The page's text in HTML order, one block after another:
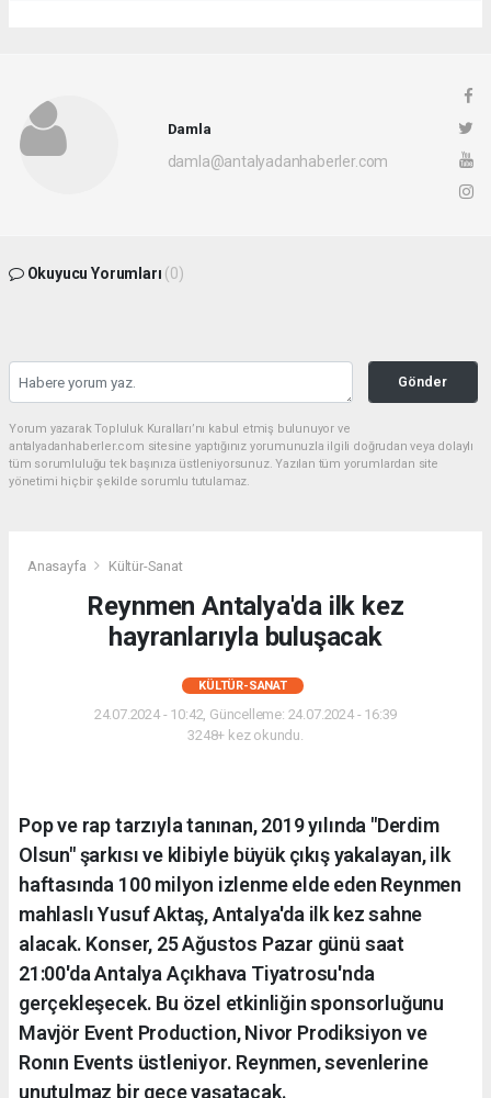
Damla
damla@antalyadanhaberler.com
Okuyucu Yorumları (0)
Gönder
Yorum yazarak Topluluk Kuralları’nı kabul etmiş bulunuyor ve
antalyadanhaberler.com sitesine yaptığınız yorumunuzla ilgili doğrudan veya dolaylı
tüm sorumluluğu tek başınıza üstleniyorsunuz. Yazılan tüm yorumlardan site
yönetimi hiçbir şekilde sorumlu tutulamaz.
Anasayfa Kültür-Sanat
Reynmen Antalya'da ilk kez
hayranlarıyla buluşacak
KÜLTÜR-SANAT
24.07.2024 - 10:42, Güncelleme: 24.07.2024 - 16:39
3248+ kez okundu.
Pop ve rap tarzıyla tanınan, 2019 yılında "Derdim
Olsun" şarkısı ve klibiyle büyük çıkış yakalayan, ilk
haftasında 100 milyon izlenme elde eden Reynmen
mahlaslı Yusuf Aktaş, Antalya'da ilk kez sahne
alacak. Konser, 25 Ağustos Pazar günü saat
21:00'da Antalya Açıkhava Tiyatrosu'nda
gerçekleşecek. Bu özel etkinliğin sponsorluğunu
Mavjör Event Production, Nivor Prodiksiyon ve
Ronın Events üstleniyor. Reynmen, sevenlerine
unutulmaz bir gece yaşatacak.